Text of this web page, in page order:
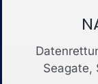
Seagate,